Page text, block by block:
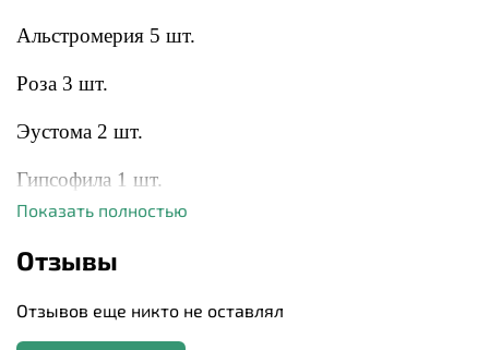
Альстромерия 5 шт.
Роза 3 шт.
Эустома 2 шт.
Гипсофила 1 шт.
Эвкалипт 1 шт.
Коробка шляпная 1 шт.
Показать полностью
Отзывы
Отзывов еще никто не оставлял